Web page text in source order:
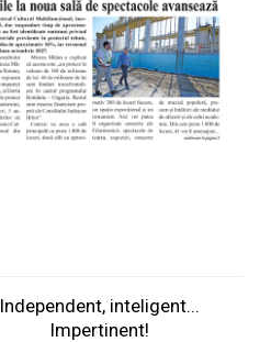
Independent, inteligent...
Impertinent!